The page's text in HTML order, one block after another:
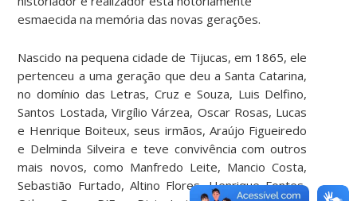
esmaecida na memória das novas gerações.
Nascido na pequena cidade de Tijucas, em 1865, ele
pertenceu a uma geração que deu a Santa Catarina,
no domínio das Letras, Cruz e Souza, Luis Delfino,
Santos Lostada, Virgílio Várzea, Oscar Rosas, Lucas
e Henrique Boiteux, seus irmãos, Araújo Figueiredo
e Delminda Silveira e teve convivência com outros
mais novos, como Manfredo Leite, Mancio Costa,
Sebastião Furtado, Altino Flores, Henrique Fontes,